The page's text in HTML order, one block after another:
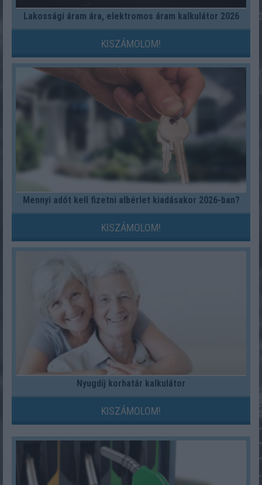
Lakossági áram ára, elektromos áram kalkulátor 2026
KISZÁMOLOM!
Mennyi adót kell fizetni albérlet kiadásakor 2026-ban?
KISZÁMOLOM!
Nyugdíj korhatár kalkulátor
KISZÁMOLOM!